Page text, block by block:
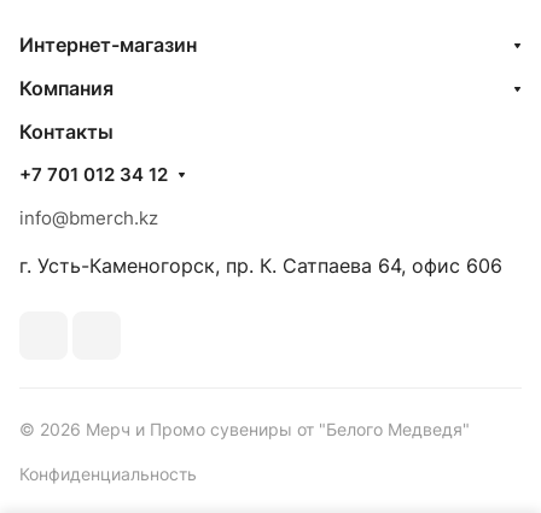
Интернет-магазин
Компания
Контакты
+7 701 012 34 12
info@bmerch.kz
г. Усть-Каменогорск, пр. К. Сатпаева 64, офис 606
© 2026 Мерч и Промо сувениры от "Белого Медведя"
Конфиденциальность